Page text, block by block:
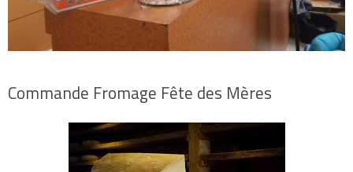
Commande Fromage Fête des Mères